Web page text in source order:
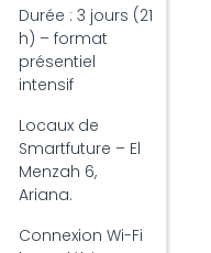
Durée : 3 jours (21
h) – format
présentiel
intensif
Locaux de
Smartfuture – El
Menzah 6,
Ariana.
Connexion Wi-Fi